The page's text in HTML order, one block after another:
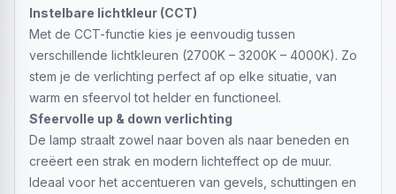
Instelbare lichtkleur (CCT)
Met de CCT-functie kies je eenvoudig tussen
verschillende lichtkleuren (2700K – 3200K – 4000K). Zo
stem je de verlichting perfect af op elke situatie, van
warm en sfeervol tot helder en functioneel.
Sfeervolle up & down verlichting
De lamp straalt zowel naar boven als naar beneden en
creëert een strak en modern lichteffect op de muur.
Ideaal voor het accentueren van gevels, schuttingen en